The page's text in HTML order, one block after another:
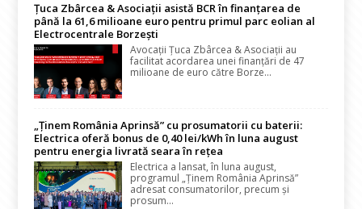
Țuca Zbârcea & Asociații asistă BCR în finanțarea de
până la 61,6 milioane euro pentru primul parc eolian al
Electrocentrale Borzești
Avocații Țuca Zbârcea & Asociații au
facilitat acordarea unei finanțări de 47
milioane de euro către Borze...
„Ținem România Aprinsă” cu prosumatorii cu baterii:
Electrica oferă bonus de 0,40 lei/kWh în luna august
pentru energia livrată seara în rețea
Electrica a lansat, în luna august,
programul „Ținem România Aprinsă”
adresat consumatorilor, precum și
prosum...